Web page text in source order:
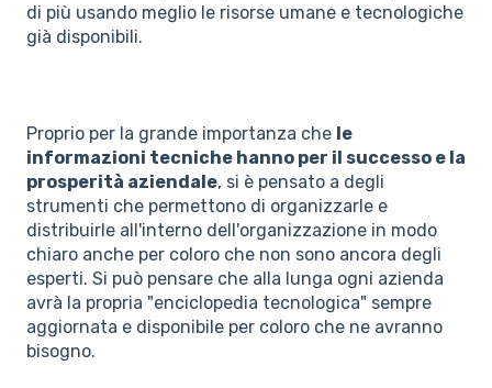
di più usando meglio le risorse umane e tecnologiche
già disponibili.
Proprio per la grande importanza che le
informazioni tecniche hanno per il successo e la
prosperità aziendale, si è pensato a degli
strumenti che permettono di organizzarle e
distribuirle all'interno dell'organizzazione in modo
chiaro anche per coloro che non sono ancora degli
esperti. Si può pensare che alla lunga ogni azienda
avrà la propria "enciclopedia tecnologica" sempre
aggiornata e disponibile per coloro che ne avranno
bisogno.